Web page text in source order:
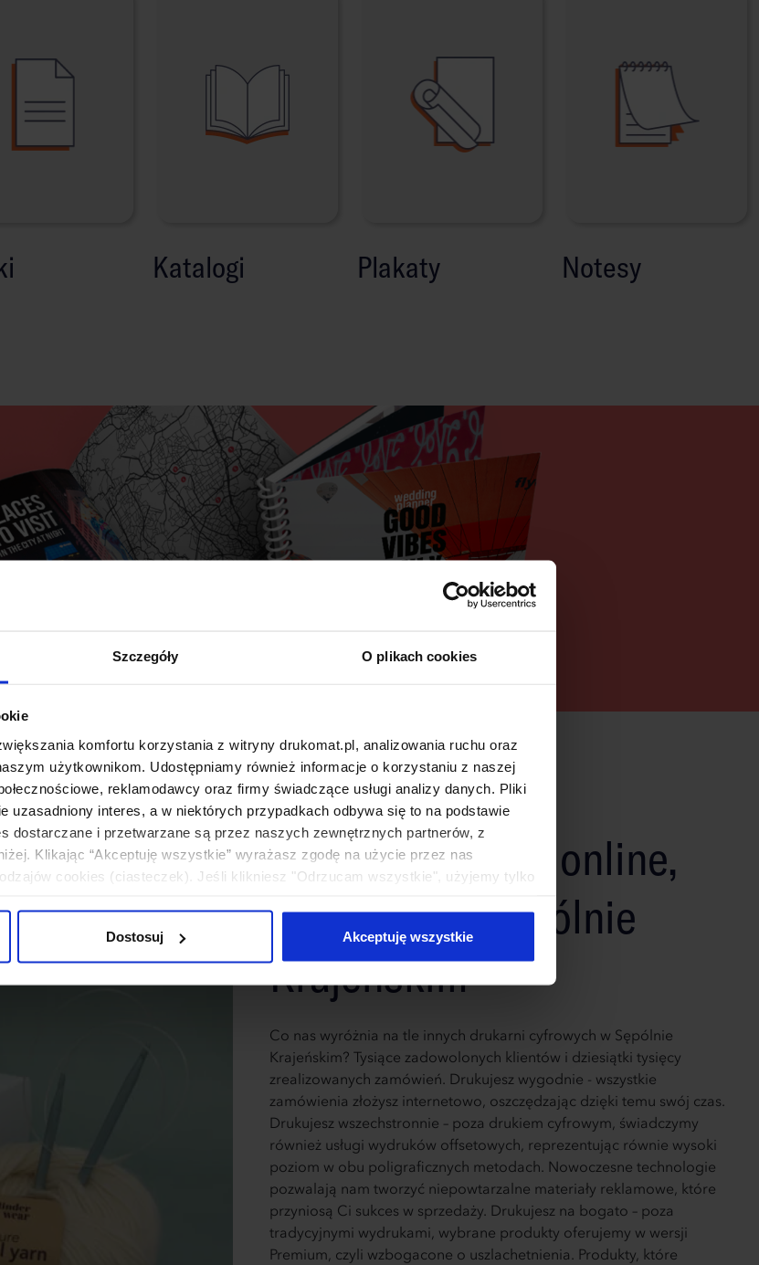
Szczegóły O plikach cookies
komfortu korzystania z witryny drukomat.pl, analizowania ruchu oraz
użytkownikom. Udostępniamy również informacje o korzystaniu z naszej
reklamodawcy oraz firmy świadczące usługi analizy danych. Pliki
uzasadniony interes, a w niektórych przypadkach odbywa się to na podstawie
dostarczane i przetwarzane są przez naszych zewnętrznych partnerów, z
Klikając “Akceptuję wszystkie” wyrażasz zgodę na użycie przez nas
cookies (ciasteczek). Jeśli klikniesz "Odrzucam wszystkie", użyjemy tylko
Dostosuj Akceptuję wszystkie
Katalogi Plakaty Notesy
Wyjątkowy druk online,
dostępny w Sępólnie
Krajeńskim
Co nas wyróżnia na tle innych drukarni cyfrowych w Sępólnie
Krajeńskim? Tysiące zadowolonych klientów i dziesiątki tysięcy
zrealizowanych zamówień. Drukujesz wygodnie - wszystkie
zamówienia złożysz internetowo, oszczędzając dzięki temu swój czas.
Drukujesz wszechstronnie – poza drukiem cyfrowym, świadczymy
również usługi wydruków offsetowych, reprezentując równie wysoki
poziom w obu poligraficznych metodach. Nowoczesne technologie
pozwalają nam tworzyć niepowtarzalne materiały reklamowe, które
przyniosą Ci sukces w sprzedaży. Drukujesz na bogato – poza
tradycyjnymi wydrukami, wybrane produkty oferujemy w wersji
Premium, czyli wzbogacone o uszlachetnienia. Produkty, które